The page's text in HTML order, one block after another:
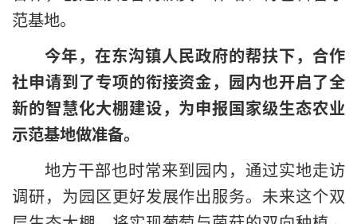
范基地。
今年，在东沟镇人民政府的帮扶下，合作
社申请到了专项的衔接资金，园内也开启了全
新的智慧化大棚建设，为申报国家级生态农业
示范基地做准备。
地方干部也时常来到园内，通过实地走访
调研，为园区更好发展作出服务。未来这个双